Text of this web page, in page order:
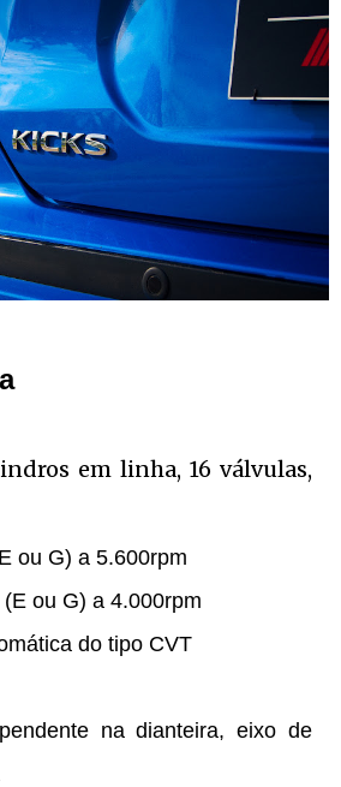
em linha, 16 válvulas,
ou G) a 5.600rpm
ou G) a 4.000rpm
do tipo CVT
na dianteira, eixo de